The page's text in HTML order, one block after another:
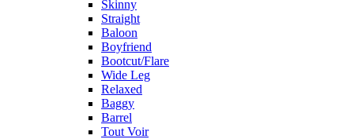
Skinny
Straight
Baloon
Boyfriend
Bootcut/Flare
Wide Leg
Relaxed
Baggy
Barrel
Tout Voir